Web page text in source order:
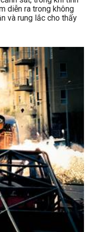
diễn ra trong không
và rung lắc cho thấy